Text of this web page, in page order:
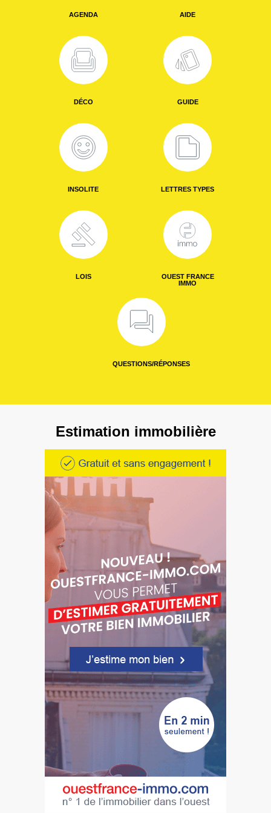
AGENDA AIDE
DÉCO GUIDE
INSOLITE LETTRES TYPES
LOIS
OUEST FRANCE
IMMO
QUESTIONS/RÉPONSES
Estimation immobilière